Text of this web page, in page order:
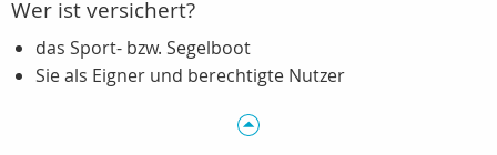
Wer ist versichert?
das Sport- bzw. Segelboot
Sie als Eigner und berechtigte Nutzer